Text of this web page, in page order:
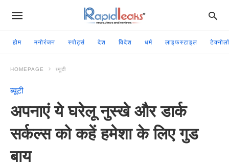
होम मनोरंजन स्पोर्ट्स देश विदेश धर्म लाइफस्टाइल
HOMEPAGE ब्यूटी
ब्यूटी
अपनाएं ये घरेलू नुस्खे और डार्क
सर्कल्स को कहें हमेशा के लिए गुड
बाय